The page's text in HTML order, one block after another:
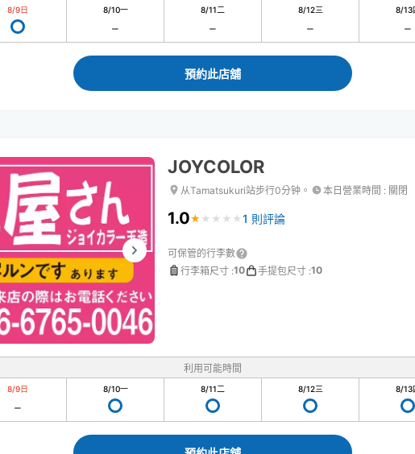
8/9日 8/10一 8/11二 8/12三 8/13
預約此店舖
JOYCOLOR
从Tamatsukuri站步行0分钟。 本日營業時間 : 關閉
1.0★ ★ ★ ★ ★
★ ★ ★ ★ ★ 1 則評論
可保管的行李數
行李箱尺寸 :10 手提包尺寸 :10
利用可能時間
8/9日 8/10一 8/11二 8/12三 8/13